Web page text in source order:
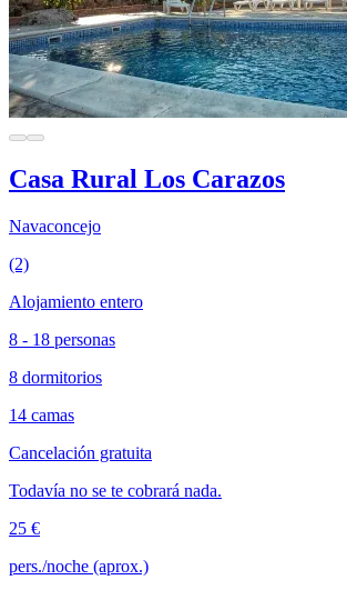
Casa Rural Los Carazos
Navaconcejo
(2)
Alojamiento entero
8 - 18 personas
8 dormitorios
14 camas
Cancelación gratuita
Todavía no se te cobrará nada.
25 €
pers./noche (aprox.)